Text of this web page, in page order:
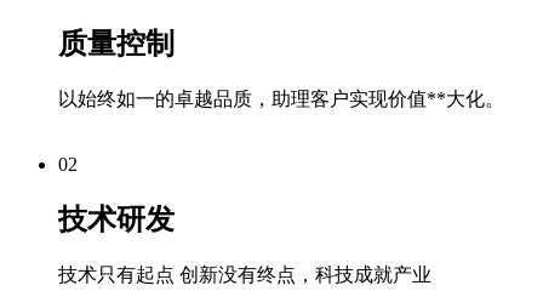
质量控制
以始终如一的卓越品质，助理客户实现价值**大化。
02
技术研发
技术只有起点 创新没有终点，科技成就产业